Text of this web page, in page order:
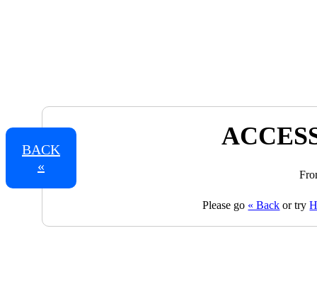
BACK
«
Please go « Back or try